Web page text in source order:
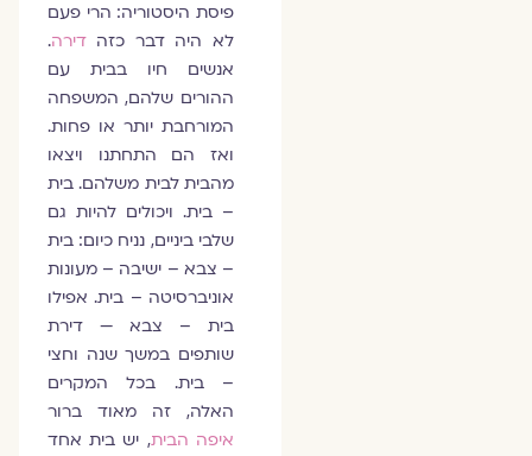
פיסת היסטוריה: הרי פעם
לא היה דבר כזהדירה.
אנשים חיו בבית עם
ההורים שלהם, המשפחה
המורחבת יותר או פחות.
ואז הם התחתנו ויצאו
מהבית לבית משלהם. בית
– בית. ויכולים להיות גם
שלבי ביניים, נניח כיום: בית
– צבא – ישיבה – מעונות
אוניברסיטה – בית. אפילו
בית – צבא — דירת
שותפים במשך שנה וחצי
– בית. בכל המקרים
האלה, זה מאוד ברור
איפה הבית, יש בית אחד